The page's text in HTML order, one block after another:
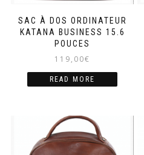
SAC À DOS ORDINATEUR
KATANA BUSINESS 15.6
POUCES
119,00€
READ MORE